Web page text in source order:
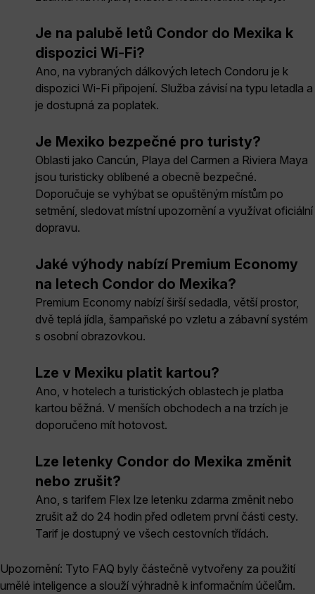
Je na palubě letů Condor do Mexika k
dispozici Wi-Fi?
Ano, na vybraných dálkových letech Condoru je k
dispozici Wi-Fi připojení. Služba závisí na typu letadla a
je dostupná za poplatek.
Je Mexiko bezpečné pro turisty?
Oblasti jako Cancún, Playa del Carmen a Riviera Maya
jsou turisticky oblíbené a obecně bezpečné.
Doporučuje se vyhýbat se opuštěným místům po
setmění, sledovat místní upozornění a využívat oficiální
dopravu.
Jaké výhody nabízí Premium Economy
na letech Condor do Mexika?
Premium Economy nabízí širší sedadla, větší prostor,
dvě teplá jídla, šampaňské po vzletu a zábavní systém
s osobní obrazovkou.
Lze v Mexiku platit kartou?
Ano, v hotelech a turistických oblastech je platba
kartou běžná. V menších obchodech a na trzích je
doporučeno mít hotovost.
Lze letenky Condor do Mexika změnit
nebo zrušit?
Ano, s tarifem Flex lze letenku zdarma změnit nebo
zrušit až do 24 hodin před odletem první části cesty.
Tarif je dostupný ve všech cestovních třídách.
Upozornění: Tyto FAQ byly částečně vytvořeny za použití
umělé inteligence a slouží výhradně k informačním účelům.